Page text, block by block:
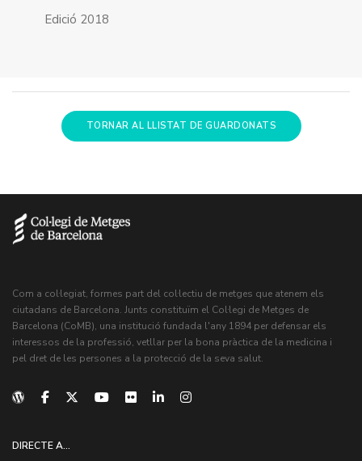
Edició 2018
TORNAR AL LLISTAT DE GUARDONATS
Com a col·legiat, formes part del col·lectiu de metges que atenem els
ciutadans de Barcelona. Junts constituïm el Col·legi de Metges de
Barcelona (CoMB), una institució fundada l'any 1894 per defensar els
interessos de la professió, vetllar per la bona pràctica de la medicina i
pel dret de les persones a la protecció de la seva salut.
DIRECTE A...